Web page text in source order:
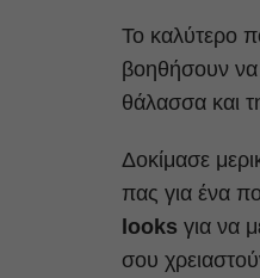
Το καλύτερο
βοηθήσουν να
θάλασσα και
Δοκίμασε
πας για ένα
looks για να
σου